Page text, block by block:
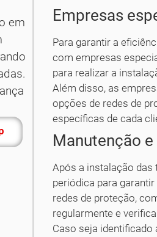
em
Empresas
Para garantir a
com empresas
para realizar a
Além disso, as
opções de redes de
específicas de cada
Manutenção
Após a instalação das
periódica para
redes de proteção,
regularmente e
Caso seja identificado